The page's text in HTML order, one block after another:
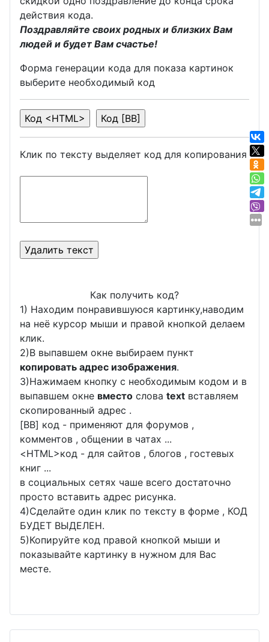
действия кода.
Поздравляйте своих родных и близких Вам
людей и будет Вам счастье!
Форма генерации кода для показа картинок
выберите необходимый код
Клик по тексту выделяет код для копирования
Как получить код?
1) Находим понравившуюся картинку,наводим
на неё курсор мыши и правой кнопкой делаем
клик.
2)В выпавшем окне выбираем пункт
копировать адрес изображения.
3)Нажимаем кнопку с необходимым кодом и в
выпавшем окне вместо слова text вставляем
скопированный адрес .
[BB] код - применяют для форумов ,
комментов , общении в чатах ...
<HTML>код - для сайтов , блогов , гостевых
книг ...
в социальных сетях чаше всего достаточно
просто вставить адрес рисунка.
4)Сделайте один клик по тексту в форме , КОД
БУДЕТ ВЫДЕЛЕН.
5)Копируйте код правой кнопкой мыши и
показывайте картинку в нужном для Вас
месте.